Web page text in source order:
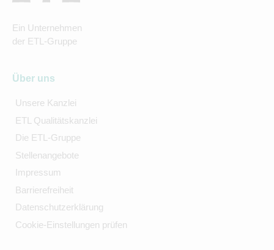
Ein Unternehmen
der ETL-Gruppe
Über uns
Unsere Kanzlei
ETL Qualitätskanzlei
Die ETL-Gruppe
Stellenangebote
Impressum
Barrierefreiheit
Datenschutzerklärung
Cookie-Einstellungen prüfen